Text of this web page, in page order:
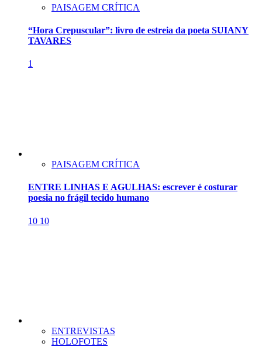
PAISAGEM CRÍTICA
“Hora Crepuscular”: livro de estreia da poeta SUIANY
TAVARES
1
PAISAGEM CRÍTICA
ENTRE LINHAS E AGULHAS: escrever é costurar
poesia no frágil tecido humano
10 10
ENTREVISTAS
HOLOFOTES